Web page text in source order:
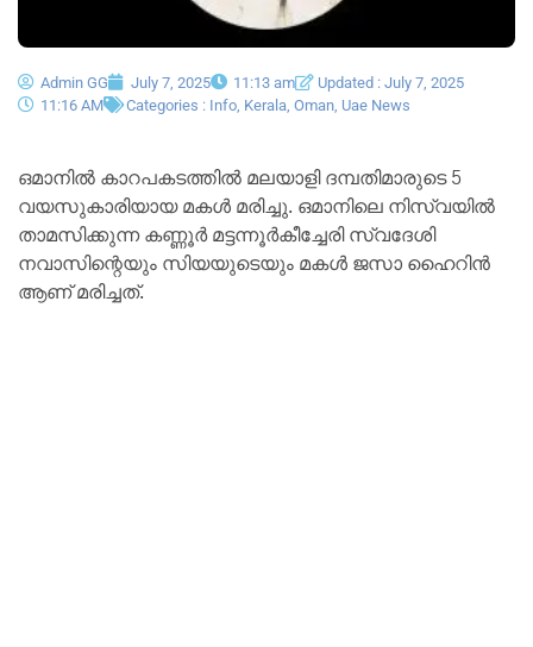
Admin GG July 7, 2025 11:13 am
Updated : July 7, 2025
11:16 AM
Categories : Info Kerala Oman Uae News
ഒമാനില്‍ കാറപകടത്തില്‍ മലയാളി ദമ്പതിമാരുടെ 5
വയസുകാരിയായ മകള്‍ മരിച്ചു. ഒമാനിലെ നിസ്വയില്‍
താമസിക്കുന്ന കണ്ണൂര്‍ മട്ടന്നൂര്‍കീച്ചേരി സ്വദേശി
നവാസിന്റെയും സിയയുടെയും മകള്‍ ജസാ ഹൈറിന്‍
ആണ് മരിച്ചത്.